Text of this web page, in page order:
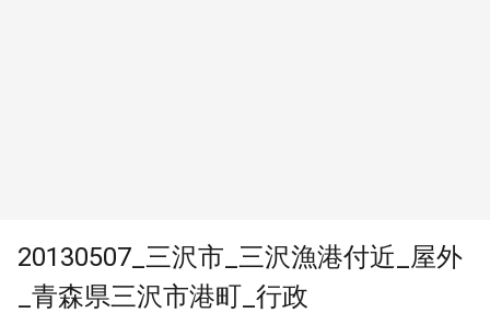
20130507_三沢市_三沢漁港付近_屋外
_青森県三沢市港町_行政